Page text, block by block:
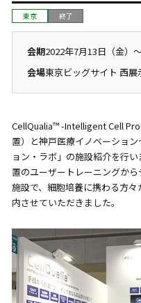
東京 終了
会期2022年7月13日（金）
会場東京ビッグサイト 西展
CellQualia™ -Intelligent Cell
置）と神戸医療イノベーショ
ョン・ラボ」の施設紹介を行
置のユーザートレーニングか
施設で、細胞培養に携わる方
内させていただきました。